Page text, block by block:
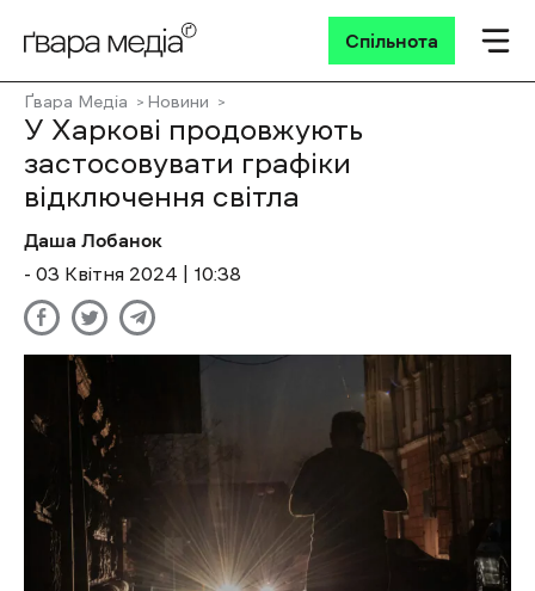
Спільнота
Ґвара Медіа Новини
У Харкові продовжують
застосовувати графіки
відключення світла
Даша Лобанок
- 03 Квітня 2024 | 10:38